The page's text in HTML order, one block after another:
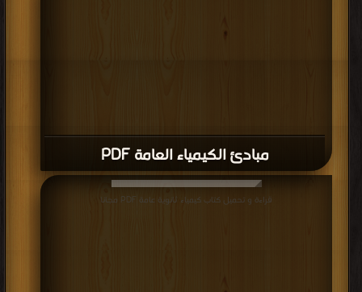
مبادئ الكيمياء العامة PDF
قراءة و تحميل كتاب كيمياء ثانوية عامة PDF مجانا